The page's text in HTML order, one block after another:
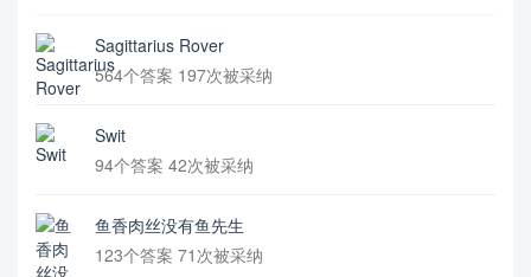
Sagittarius Rover
564个答案 197次被采纳
Swit
94个答案 42次被采纳
鱼香肉丝没有鱼先生
123个答案 71次被采纳